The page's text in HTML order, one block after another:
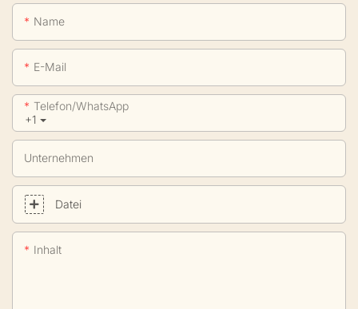
Name
E-Mail
+1
Telefon/WhatsApp
Unternehmen
Datei
Inhalt